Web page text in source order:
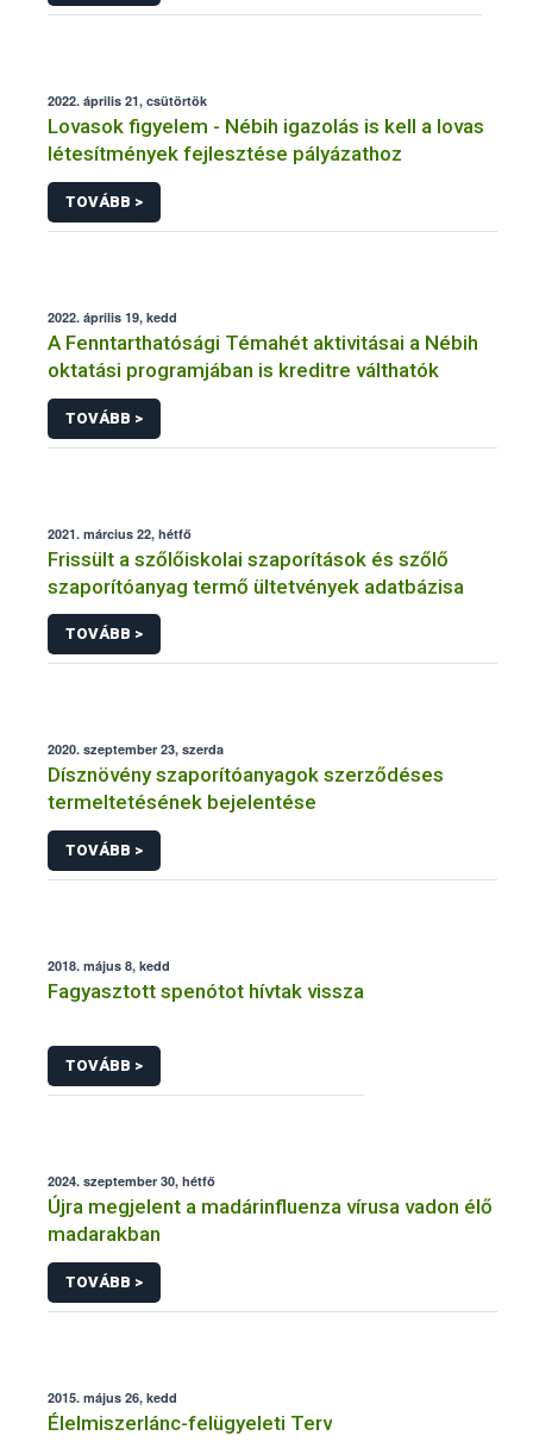
2022. április 21, csütörtök
Lovasok figyelem - Nébih igazolás is kell a lovas
létesítmények fejlesztése pályázathoz
TOVÁBB >
2022. április 19, kedd
A Fenntarthatósági Témahét aktivitásai a Nébih
oktatási programjában is kreditre válthatók
TOVÁBB >
2021. március 22, hétfő
Frissült a szőlőiskolai szaporítások és szőlő
szaporítóanyag termő ültetvények adatbázisa
TOVÁBB >
2020. szeptember 23, szerda
Dísznövény szaporítóanyagok szerződéses
termeltetésének bejelentése
TOVÁBB >
2018. május 8, kedd
Fagyasztott spenótot hívtak vissza
TOVÁBB >
2024. szeptember 30, hétfő
Újra megjelent a madárinfluenza vírusa vadon élő
madarakban
TOVÁBB >
2015. május 26, kedd
Élelmiszerlánc-felügyeleti Terv